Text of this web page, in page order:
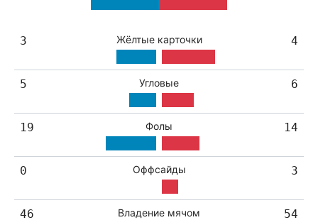
3 Жёлтые карточки 4
5 Угловые 6
19 Фолы 14
0 Оффсайды 3
46 Владение мячом 54